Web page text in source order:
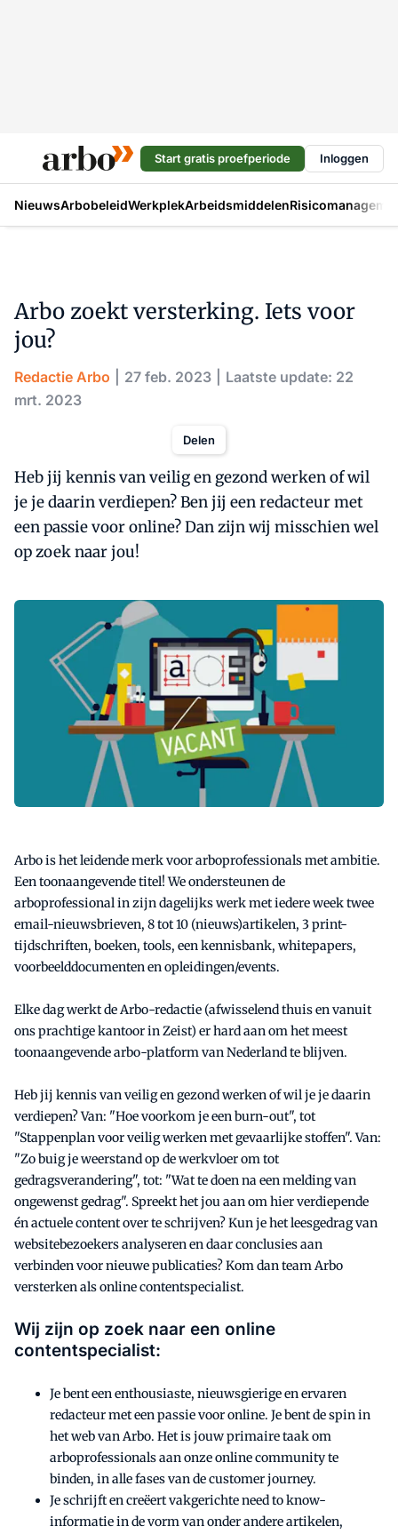
Start gratis proefperiode Inloggen
NieuwsArbobeleidWerkplekArbeidsmiddelen
Arbo zoekt versterking. Iets voor
jou?
Redactie Arbo 27 feb. 2023
Laatste update: 22
mrt. 2023
Delen
Heb jij kennis van veilig en gezond werken of wil
je je daarin verdiepen? Ben jij een redacteur met
een passie voor online? Dan zijn wij misschien wel
op zoek naar jou!
Arbo is het leidende merk voor arboprofessionals met ambitie.
Een toonaangevende titel! We ondersteunen de
arboprofessional in zijn dagelijks werk met iedere week twee
email-nieuwsbrieven, 8 tot 10 (nieuws)artikelen, 3 print-
tijdschriften, boeken, tools, een kennisbank, whitepapers,
voorbeelddocumenten en opleidingen/events.
Elke dag werkt de Arbo-redactie (afwisselend thuis en vanuit
ons prachtige kantoor in Zeist) er hard aan om het meest
toonaangevende arbo-platform van Nederland te blijven.
Heb jij kennis van veilig en gezond werken of wil je je daarin
verdiepen? Van: "Hoe voorkom je een burn-out", tot
"Stappenplan voor veilig werken met gevaarlijke stoffen". Van:
"Zo buig je weerstand op de werkvloer om tot
gedragsverandering", tot: "Wat te doen na een melding van
ongewenst gedrag". Spreekt het jou aan om hier verdiepende
én actuele content over te schrijven? Kun je het leesgedrag van
websitebezoekers analyseren en daar conclusies aan
verbinden voor nieuwe publicaties? Kom dan team Arbo
versterken als online contentspecialist.
Wij zijn op zoek naar een online
contentspecialist:
Je bent een enthousiaste, nieuwsgierige en ervaren
redacteur met een passie voor online. Je bent de spin in
het web van Arbo. Het is jouw primaire taak om
arboprofessionals aan onze online community te
binden, in alle fases van de customer journey.
Je schrijft en creëert vakgerichte need to know-
informatie in de vorm van onder andere artikelen,